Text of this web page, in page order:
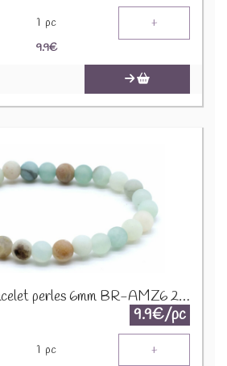
1 pc +
9.9€
Amazonite - Bracelet perles 6mm BR-AMZ6 2274
9.9€/pc
1 pc +